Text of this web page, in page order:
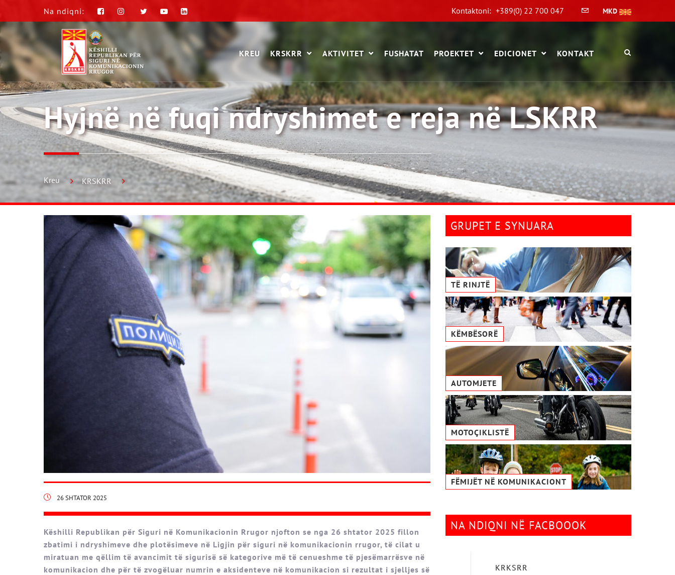
Na ndiqni: Kontaktoni: +389(0) 22 700 047 MKD
KREU KRSKRR AKTIVITET FUSHATAT PROEKTET EDICIONET KONTAKT
Hyjnë në fuqi ndryshimet e reja në LSKRR
Kreu KRSKRR
26 SHTATOR 2025
Këshilli Republikan për Siguri në Komunikacionin Rrugor njofton se nga 26 shtator 2025 fillon
zbatimi i ndryshimeve dhe plotësimeve në Ligjin për siguri në komunikacionin rrugor, të cilat u
miratuan me qëllim të avancimit të sigurisë së kategorive më të cenueshme të pjesëmarrësve në
komunikacion dhe për të zvogëluar numrin e aksidenteve në komunikacion si rezultat i sjelljes së
GRUPET E SYNUARA
TË RINJTË
KËMBËSORË
AUTOMJETE
MOTOÇIKLISTË
FËMIJËT NË KOMUNIKACIONТ
NA NDIQNI NË FACBOOOK
KRKSRR